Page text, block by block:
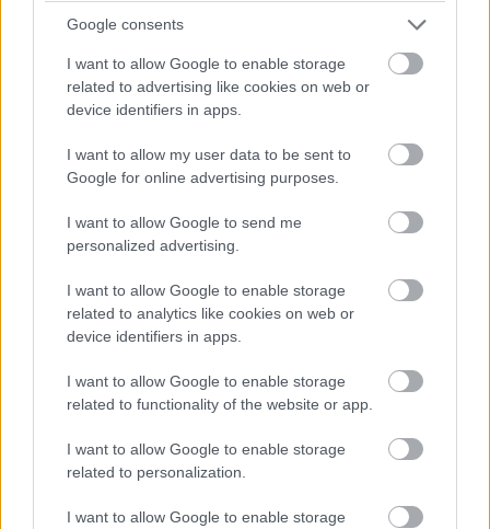
Google consents
I want to allow Google to enable storage
related to advertising like cookies on web or
device identifiers in apps.
I want to allow my user data to be sent to
Google for online advertising purposes.
I want to allow Google to send me
personalized advertising.
I want to allow Google to enable storage
related to analytics like cookies on web or
device identifiers in apps.
I want to allow Google to enable storage
related to functionality of the website or app.
I want to allow Google to enable storage
related to personalization.
I want to allow Google to enable storage
kizárt, hogy az elkövetők belsős információkhoz
hozzájutva már előre tudják, hol kell lecsapniuk, így
sajnos benne van a pakliban, hogy a jövőben még több
hasonló eset fog történni.
SMASH by Meló-Diák: Homok, zene és a nyár legjobb
Július végén folytatódik a balatoni strandröplabda-
sorozat.